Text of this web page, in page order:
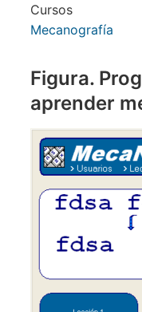
Cursos
Mecanografía
Figura.
aprender